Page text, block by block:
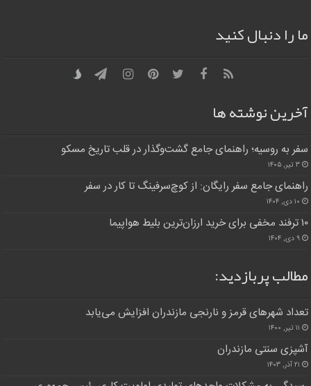
ما را دنبال کنید
آخرین نوشته ها
سفر به روسیه؛ راهنمای جامع گشت‌وگذار در قلب تاریخ مسکو
۳ تیر, ۱۴۰۵
راهنمای جامع سفر رایگان: از کوچ‌سرفینگ تا کار در سفر
۱۰ دی, ۱۴۰۴
۱۰ ترفند مخفی برای خرید ارزان‌ترین بلیط هواپیما
۹ دی, ۱۴۰۴
مطالب پربازدید:
تعداد شهرهای قرمز و نارنجی مازندران افزایش می‌یابد
۱۱ تیر, ۱۴۰۰
آشپزی سنتی مازندران
۲۱ آذر, ۱۴۰۳